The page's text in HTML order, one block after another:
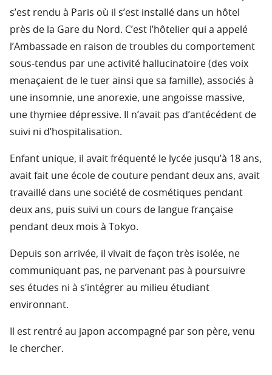
s’est rendu à Paris où il s’est installé dans un hôtel
près de la Gare du Nord. C’est l’hôtelier qui a appelé
l’Ambassade en raison de troubles du comportement
sous-tendus par une activité hallucinatoire (des voix
menaçaient de le tuer ainsi que sa famille), associés à
une insomnie, une anorexie, une angoisse massive,
une thymiee dépressive. Il n’avait pas d’antécédent de
suivi ni d’hospitalisation.
Enfant unique, il avait fréquenté le lycée jusqu’à 18 ans,
avait fait une école de couture pendant deux ans, avait
travaillé dans une société de cosmétiques pendant
deux ans, puis suivi un cours de langue française
pendant deux mois à Tokyo.
Depuis son arrivée, il vivait de façon très isolée, ne
communiquant pas, ne parvenant pas à poursuivre
ses études ni à s’intégrer au milieu étudiant
environnant.
Il est rentré au japon accompagné par son père, venu
le chercher.